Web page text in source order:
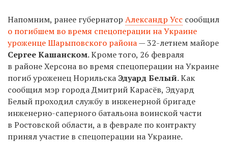
Напомним, ранее губернатор Александр Усс сообщил
о погибшем во время спецоперации на Украине
уроженце Шарыповского района— 32-летнем майоре
Сергее Кашанском. Кроме того, 26 февраля
в районе Херсона во время спецоперации на Украине
погиб уроженец Норильска Эдуард Белый. Как
сообщил мэр города Дмитрий Карасёв, Эдуард
Белый проходил службу в инженерной бригаде
инженерно-саперного батальона воинской части
в Ростовской области, а в феврале по контракту
принял участие в спецоперации на Украине.